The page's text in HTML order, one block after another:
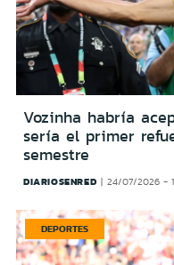
Vozinha habría
sería el primer
semestre
DIARIOSENRED 24/07/2026 -
DEPORTES